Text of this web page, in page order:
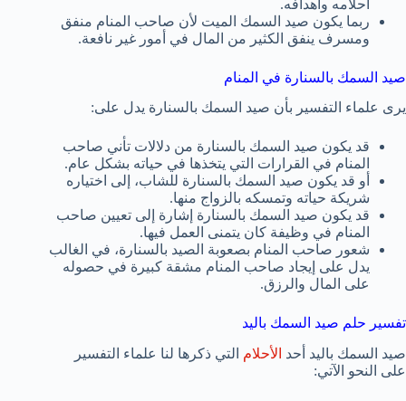
أحلامه وأهدافه.
ربما يكون صيد السمك الميت لأن صاحب المنام منفق
ومسرف ينفق الكثير من المال في أمور غير نافعة.
صيد السمك بالسنارة في المنام
يرى علماء التفسير بأن صيد السمك بالسنارة يدل على:
قد يكون صيد السمك بالسنارة من دلالات تأني صاحب
المنام في القرارات التي يتخذها في حياته بشكل عام.
أو قد يكون صيد السمك بالسنارة للشاب، إلى اختياره
شريكة حياته وتمسكه بالزواج منها.
قد يكون صيد السمك بالسنارة إشارة إلى تعيين صاحب
المنام في وظيفة كان يتمنى العمل فيها.
شعور صاحب المنام بصعوبة الصيد بالسنارة، في الغالب
يدل على إيجاد صاحب المنام مشقة كبيرة في حصوله
على المال والرزق.
تفسير حلم صيد السمك باليد
صيد السمك باليد أحد الأحلام التي ذكرها لنا علماء التفسير
على النحو الآتي: